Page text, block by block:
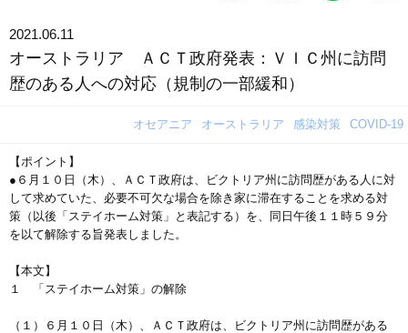
2021.06.11
オーストラリア ＡＣＴ政府発表：ＶＩＣ州に訪問
歴のある人への対応（規制の一部緩和）
オセアニア オーストラリア 感染対策 COVID-19
【ポイント】
●６月１０日（木）、ＡＣＴ政府は、ビクトリア州に訪問歴がある人に対
して求めていた、必要不可欠な場合を除き家に滞在することを求める対
策（以後「ステイホーム対策」と表記する）を、同日午後１１時５９分
を以て解除する旨発表しました。
【本文】
１ 「ステイホーム対策」の解除
（１）６月１０日（木）、ＡＣＴ政府は、ビクトリア州に訪問歴がある